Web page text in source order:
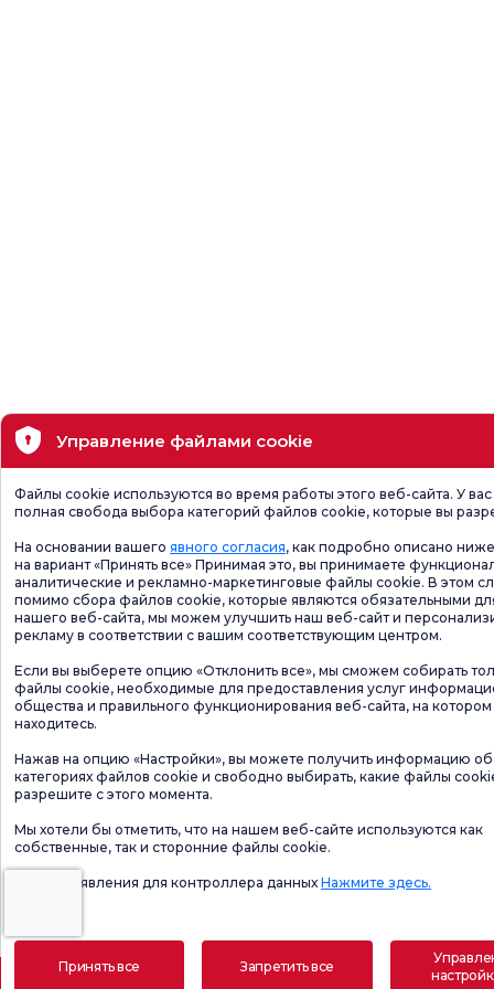
Управление файлами cookie
Файлы cookie используются во время работы этого веб-сайта. У вас
полная свобода выбора категорий файлов cookie, которые вы
На основании вашего явного согласия, как подробно описано
на вариант «Принять все» Принимая это, вы принимаете
аналитические и рекламно-маркетинговые файлы cookie. В этом
помимо сбора файлов cookie, которые являются обязательными
нашего веб-сайта, мы можем улучшить наш веб-сайт и
рекламу в соответствии с вашим соответствующим центром.
Если вы выберете опцию «Отклонить все», мы сможем собирать
файлы cookie, необходимые для предоставления услуг
общества и правильного функционирования веб-сайта, на
находитесь.
Нажав на опцию «Настройки», вы можете получить информацию
категориях файлов cookie и свободно выбирать, какие файлы
разрешите с этого момента.
Мы хотели бы отметить, что на нашем веб-сайте используются как
собственные, так и сторонние файлы cookie.
Форма заявления для контроллера данныхНажмите здесь.
Принять все Запретить все